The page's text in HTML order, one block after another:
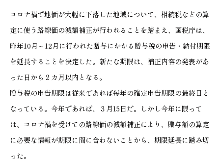
コロナ禍で地価が大幅に下落した地域について、相続税などの算
定に使う路線価の減額補正が行われることを踏まえ、国税庁は、
昨年10月～12月に行われた贈与にかかる贈与税の申告・納付期限
を延長することを決定した。新たな期限は、補正内容の発表があ
った日から２カ月以内となる。
贈与税の申告期限は従来であれば毎年の確定申告期限の最終日と
なっている。今年であれば、３月15日だ。しかし今年に限って
は、コロナ禍を受けての路線価の減額補正により、贈与額の算定
に必要な情報が期限に間に合わないことから、期限延長に踏み切
った。